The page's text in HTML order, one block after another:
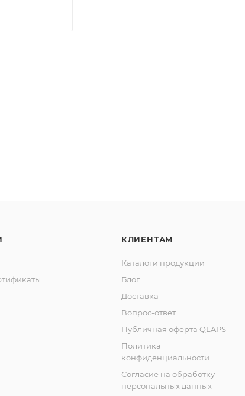
КЛИЕНТАМ
Каталоги продукции
Блог
Доставка
Вопрос-ответ
Публичная оферта QLAPS
Политика
конфиденциальности
Согласие на обработку
персональных данных